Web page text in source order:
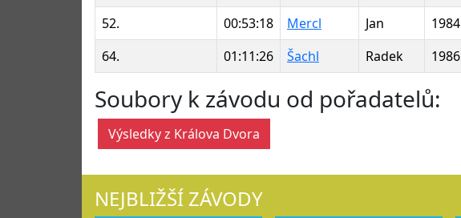
52.
00:53:18 Mercl Jan 1984
64.
01:11:26 Šachl Radek 1986
Soubory k závodu od pořadatelů:
Výsledky z Králova Dvora
NEJBLIŽŠÍ ZÁVODY